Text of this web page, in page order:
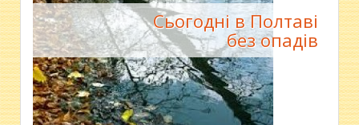
Сьогодні в Полтаві
без опадів